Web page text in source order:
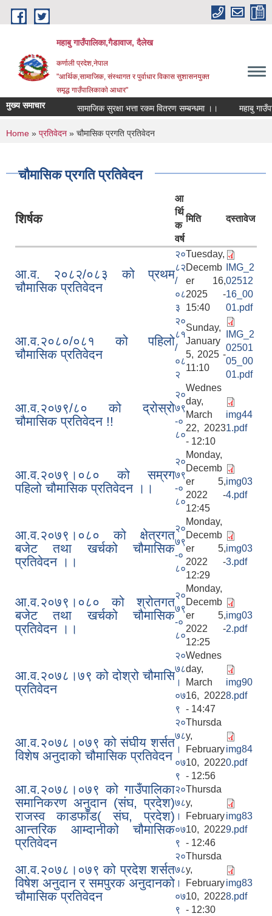
Skip to main content
महाबु गाउँपालिका,गैडावाज, दैलेख
कर्णाली प्रदेश,नेपाल
"आर्थिक,सामाजिक, संस्थागत र पुर्वाधार विकास सुशासनयुक्त
समृद्ध गाउँपालिकाकाे आधार"
मुख्य समाचार सामाजिक सुरक्षा भत्ता रकम वितरण सम्बन्धमा ।।
You are here
Home » प्रतिवेदन » चौमासिक प्रगति प्रतिवेदन
चौमासिक प्रगति प्रतिवेदन
शिर्षक
आ
र्थि
क
वर्ष
मिति दस्तावेज
आ.व. २०८२/०८३ को प्रथम
चौमासिक प्रतिवेदन
२०
८२
/
०८
३
Tuesday,
Decemb
er 16,
2025 -
15:40
IMG_2
02512
16_00
01.pdf
आ.व.२०८०/०८१ को पहिलो
चौमासिक प्रतिवेदन
२०
८१
/
०८
२
Sunday,
January
5, 2025 -
11:10
IMG_2
02501
05_00
01.pdf
आ.व.२०७९/८० को द्रोस्रो
चौमासिक प्रतिवेदन !!
२०
७९
-०
८०
Wednes
day,
March
22, 2023
- 12:10
img44
1.pdf
आ.व.२०७९।०८० को सम्रग
पहिलो चौमासिक प्रतिवेदन ।।
२०
७९
-०
८०
Monday,
Decemb
er 5,
2022 -
12:45
img03
4.pdf
आ.व.२०७९।०८० को क्षेत्रगत
बजेट तथा खर्चको चौमासिक
प्रतिवेदन ।।
२०
७९
-०
८०
Monday,
Decemb
er 5,
2022 -
12:29
img03
3.pdf
आ.व.२०७९।०८० को श्रोतगत
बजेट तथा खर्चको चौमासिक
प्रतिवेदन ।।
२०
७९
-०
८०
Monday,
Decemb
er 5,
2022 -
12:25
img03
2.pdf
आ.व.२०७८।७९ को दोश्रो चौमासि
प्रतिवेदन
२०
७८
।
०७
९
Wednes
day,
March
16, 2022
- 14:47
img90
8.pdf
आ.व.२०७८।०७९ को संघीय शर्सत
विशेष अनुदाको चौमासिक प्रतिवेदन
२०
७८
।
०७
९
Thursda
y,
February
10, 2022
- 12:56
img84
0.pdf
आ.व.२०७८।०७९ को गाउँपालिका
समानिकरण अनुदान (संघ, प्रदेश)
राजस्व काडफाँड( संघ, प्रदेश)
आन्तरिक आम्दानीको चौमासिक
प्रतिवेदन
२०
७८
।
०७
९
Thursda
y,
February
10, 2022
- 12:46
img83
9.pdf
आ.व.२०७८।०७९ को प्रदेश शर्सत
विषेश अनुदान र समपुरक अनुदानको
चौमासिक प्रतिवेदन
२०
७८
।
०७
९
Thursda
y,
February
10, 2022
- 12:30
img83
8.pdf